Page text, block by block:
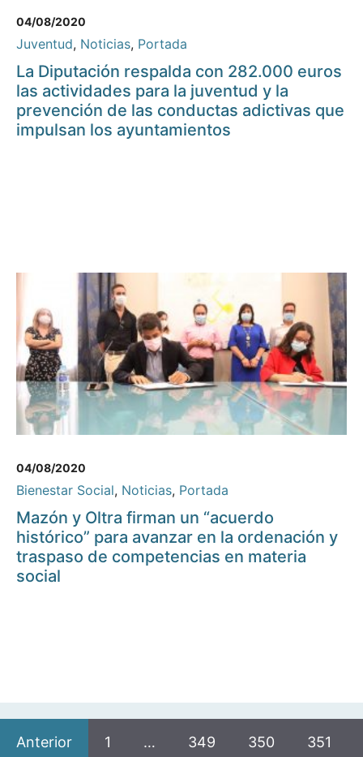
04/08/2020
Juventud, Noticias, Portada
La Diputación respalda con 282.000 euros
las actividades para la juventud y la
prevención de las conductas adictivas que
impulsan los ayuntamientos
04/08/2020
Bienestar Social, Noticias, Portada
Mazón y Oltra firman un “acuerdo
histórico” para avanzar en la ordenación y
traspaso de competencias en materia
social
Anterior 1 … 349 350 351